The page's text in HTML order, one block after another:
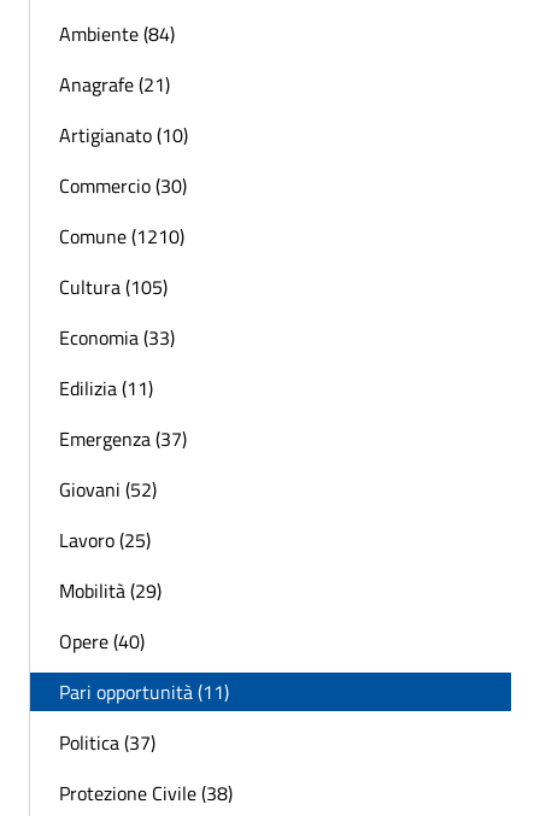
Ambiente (84)
Anagrafe (21)
Artigianato (10)
Commercio (30)
Comune (1210)
Cultura (105)
Economia (33)
Edilizia (11)
Emergenza (37)
Giovani (52)
Lavoro (25)
Mobilità (29)
Opere (40)
Pari opportunità (11)
Politica (37)
Protezione Civile (38)